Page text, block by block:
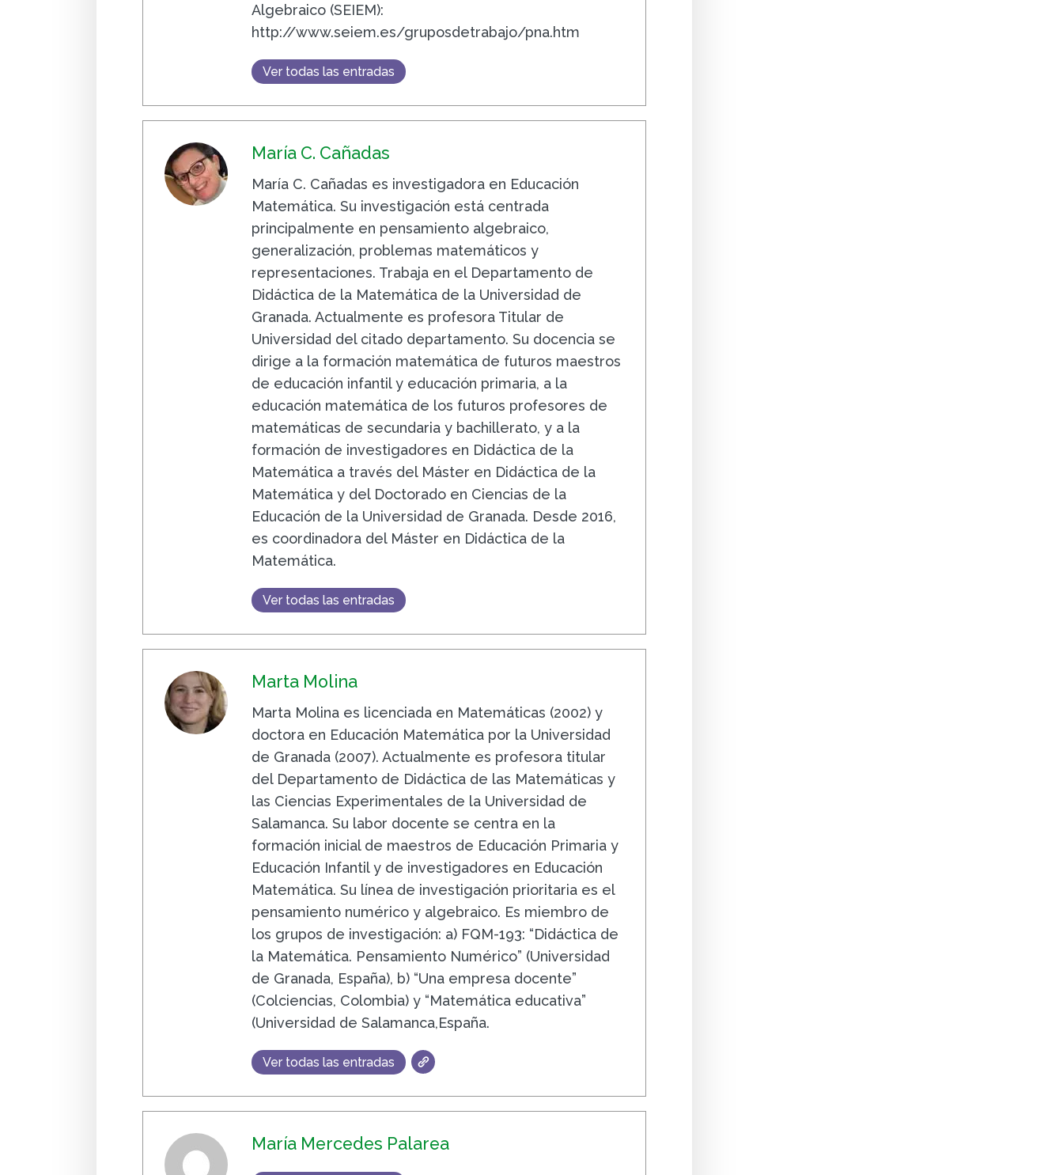
Algebraico (SEIEM):
http://www.seiem.es/gruposdetrabajo/pna.htm
Ver todas las entradas
María C. Cañadas
María C. Cañadas es investigadora en Educación
Matemática. Su investigación está centrada
principalmente en pensamiento algebraico,
generalización, problemas matemáticos y
representaciones. Trabaja en el Departamento de
Didáctica de la Matemática de la Universidad de
Granada. Actualmente es profesora Titular de
Universidad del citado departamento. Su docencia se
dirige a la formación matemática de futuros maestros
de educación infantil y educación primaria, a la
educación matemática de los futuros profesores de
matemáticas de secundaria y bachillerato, y a la
formación de investigadores en Didáctica de la
Matemática a través del Máster en Didáctica de la
Matemática y del Doctorado en Ciencias de la
Educación de la Universidad de Granada. Desde 2016,
es coordinadora del Máster en Didáctica de la
Matemática.
Ver todas las entradas
Marta Molina
Marta Molina es licenciada en Matemáticas (2002) y
doctora en Educación Matemática por la Universidad
de Granada (2007). Actualmente es profesora titular
del Departamento de Didáctica de las Matemáticas y
las Ciencias Experimentales de la Universidad de
Salamanca. Su labor docente se centra en la
formación inicial de maestros de Educación Primaria y
Educación Infantil y de investigadores en Educación
Matemática. Su línea de investigación prioritaria es el
pensamiento numérico y algebraico. Es miembro de
los grupos de investigación: a) FQM-193: “Didáctica de
la Matemática. Pensamiento Numérico” (Universidad
de Granada, España), b) “Una empresa docente”
(Colciencias, Colombia) y “Matemática educativa”
(Universidad de Salamanca,España.
Ver todas las entradas
María Mercedes Palarea